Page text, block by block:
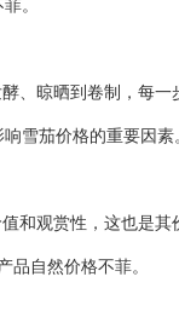
。
、晾晒到卷制，每
雪茄价格的重要因素
和观赏性，这也是其
品自然价格不菲。